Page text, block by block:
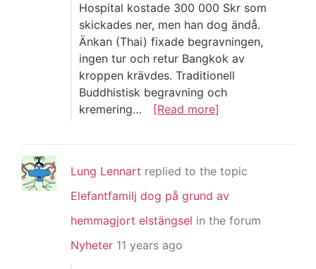
Hospital kostade 300 000 Skr som
skickades ner, men han dog ändå.
Änkan (Thai) fixade begravningen,
ingen tur och retur Bangkok av
kroppen krävdes. Traditionell
Buddhistisk begravning och
kremering…
[Read more]
Lung Lennart replied to the topic
Elefantfamilj dog på grund av
hemmagjort elstängsel in the forum
Nyheter 11 years ago